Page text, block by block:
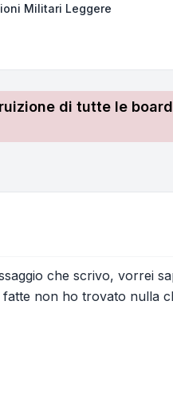
Militari Leggere
di tutte le
che scrivo, vorrei
non ho trovato nulla